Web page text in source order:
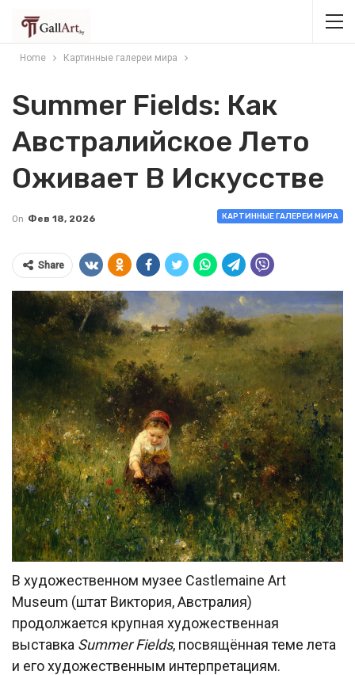
Home Картинные галереи мира
Summer Fields: Как
Австралийское Лето
Оживает В Искусстве
КАРТИННЫЕ ГАЛЕРЕИ МИРА
On Фев 18, 2026
Share
В художественном музее Castlemaine Art
Museum (штат Виктория, Австралия)
продолжается крупная художественная
выставка Summer Fields, посвящённая теме лета
и его художественным интерпретациям.